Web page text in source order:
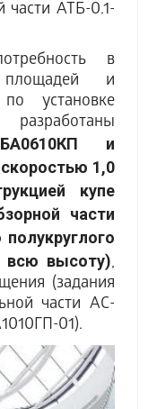
части АТБ-0.1-
в
площадей и
установке
и
1,0
купе
части
всю высоту),
(задания
части АC-
01).